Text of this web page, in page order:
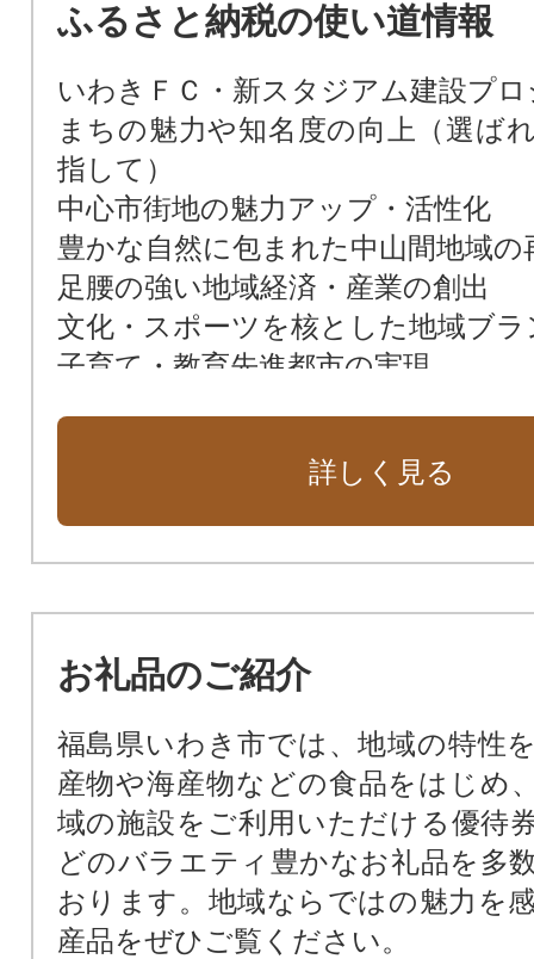
ふるさと納税の使い道情報
いわきＦＣ・新スタジアム建設プ
まちの魅力や知名度の向上（選ば
指して）
中心市街地の魅力アップ・活性化
豊かな自然に包まれた中山間地域の
足腰の強い地域経済・産業の創出
文化・スポーツを核とした地域ブ
子育て・教育先進都市の実現
市民の生命を守る市立病院の機能強
詳しく見る
お礼品のご紹介
福島県いわき市では、地域の特性
産物や海産物などの食品をはじめ
域の施設をご利用いただける優待
どのバラエティ豊かなお礼品を多
おります。地域ならではの魅力を
産品をぜひご覧ください。